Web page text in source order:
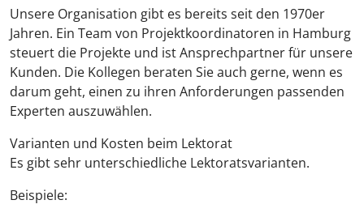
Unsere Organisation gibt es bereits seit den 1970er
Jahren. Ein Team von Projektkoordinatoren in Hamburg
steuert die Projekte und ist Ansprechpartner für unsere
Kunden. Die Kollegen beraten Sie auch gerne, wenn es
darum geht, einen zu ihren Anforderungen passenden
Experten auszuwählen.
Varianten und Kosten beim Lektorat
Es gibt sehr unterschiedliche Lektoratsvarianten.
Beispiele: